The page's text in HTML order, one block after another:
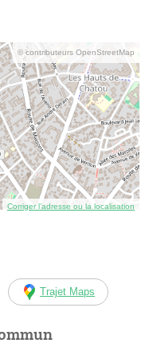
© contributeurs OpenStreetMap
Corriger l’adresse ou la localisation
Trajet Maps